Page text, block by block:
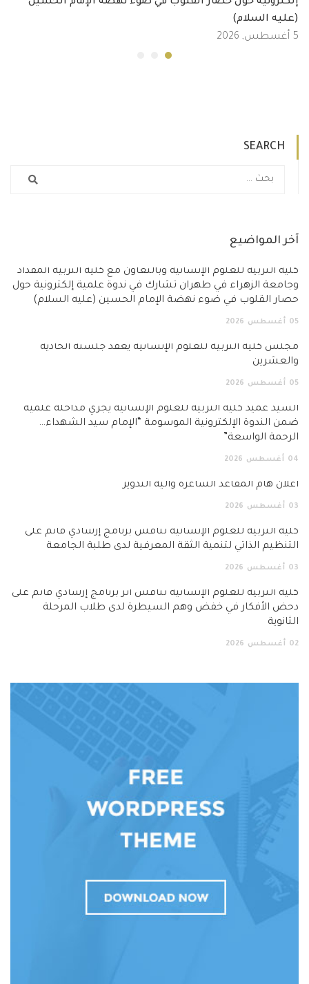
(عليه السلام)
5 أغسطس, 2026
SEARCH
آخر المواضيع
كلية التربية للعلوم الإنسانية وبالتعاون مع كلية التربية المقداد
وجامعة الزهراء في طهران تشارك في ندوة علمية إلكترونية حول
حصار القلوب في ضوء نهضة الإمام الحسين (عليه السلام)
05 أغسطس 2026
مجلس كلية التربية للعلوم الإنسانية يعقد جلسته الحادية
والعشرين
05 أغسطس 2026
السيد عميد كلية التربية للعلوم الإنسانية يجري مداخلة علمية
ضمن الندوة الإلكترونية الموسومة “الإمام سيد الشهداء…
الرحمة الواسعة”
04 أغسطس 2026
اعلان هام المقاعد الشاغرة وآلية التدوير
03 أغسطس 2026
كلية التربية للعلوم الإنسانية تناقش برنامج إرشادي قائم على
التنظيم الذاتي لتنمية الثقة المعرفية لدى طلبة الجامعة
03 أغسطس 2026
كلية التربية للعلوم الإنسانية تناقش أثر برنامج إرشادي قائم على
دحض الأفكار في خفض وهم السيطرة لدى طلاب المرحلة
الثانوية
02 أغسطس 2026